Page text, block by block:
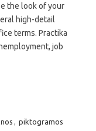
the look of your
high-detail
terms. Practika
job
piktogramos